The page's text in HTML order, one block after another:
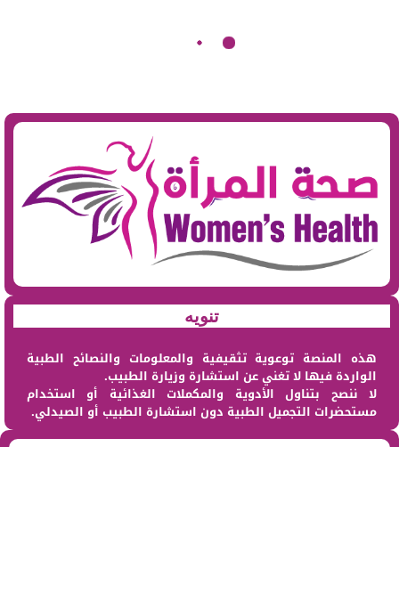
تنويه
هذه المنصة توعوية تثقيفية والمعلومات والنصائح الطبية
الواردة فيها لا تغني عن استشارة وزيارة الطبيب.
لا ننصح بتناول الأدوية والمكملات الغذائية أو استخدام
مستحضرات التجميل الطبية دون استشارة الطبيب أو الصيدلي.